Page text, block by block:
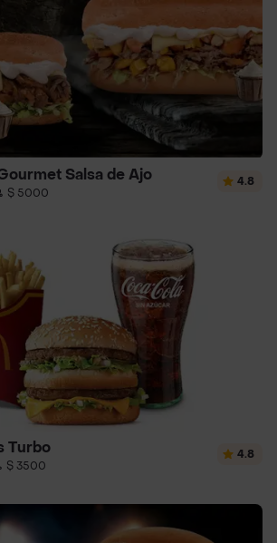
Salsa de Ajo
$ 5000
4.8
Turbo
$ 3500
4.8